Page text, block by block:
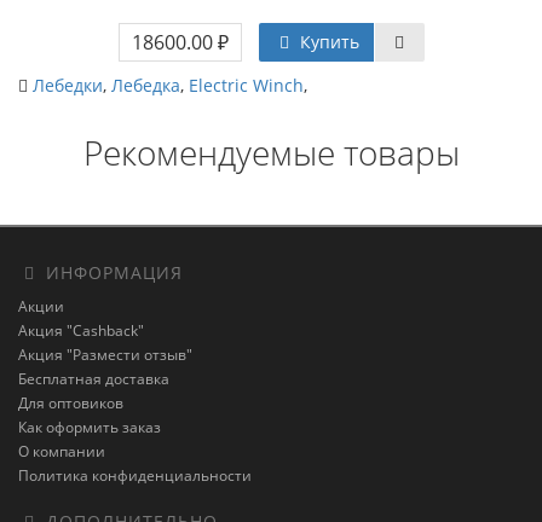
18600.00 ₽
Купить
Лебедки, Лебедка, Electric Winch,
Рекомендуемые товары
ИНФОРМАЦИЯ
Акции
Акция "Cashback"
Акция "Размести отзыв"
Бесплатная доставка
Для оптовиков
Как оформить заказ
О компании
Политика конфиденциальности